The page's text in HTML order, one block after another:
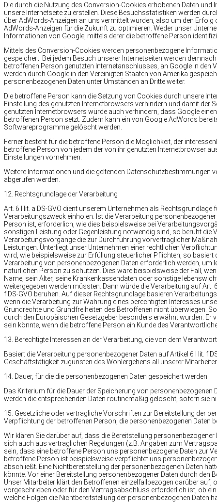
Die durch die Nutzung des Conversion-Cookies erhobenen Daten
unsere Internetseite zu erstellen. Diese Besuchsstatistiken werden
über AdWords-Anzeigen an uns vermittelt wurden, also um den
AdWords-Anzeigen für die Zukunft zu optimieren. Weder unser
Informationen von Google, mittels derer die betroffene Person
Mittels des Conversion-Cookies werden personenbezogene
gespeichert. Bei jedem Besuch unserer Internetseiten werden
betroffenen Person genutzten Internetanschlusses, an Google in den
werden durch Google in den Vereinigten Staaten von Amerika
personenbezogenen Daten unter Umständen an Dritte weiter.
Die betroffene Person kann die Setzung von Cookies durch unsere
Einstellung des genutzten Internetbrowsers verhindern und damit der
genutzten Internetbrowsers würde auch verhindern, dass Google
betroffenen Person setzt. Zudem kann ein von Google AdWords
Softwareprogramme gelöscht werden.
Ferner besteht für die betroffene Person die Möglichkeit, der
betroffene Person von jedem der von ihr genutzten Internetbrowser
Einstellungen vornehmen.
Weitere Informationen und die geltenden
abgerufen werden.
12. Rechtsgrundlage der Verarbeitung
Art. 6 I lit. a DS-GVO dient unserem Unternehmen als
Verarbeitungszweck einholen. Ist die Verarbeitung
Person ist, erforderlich, wie dies beispielsweise bei
sonstigen Leistung oder Gegenleistung notwendig sind, so beruht die
Verarbeitungsvorgänge die zur Durchführung vorvertraglicher
Leistungen. Unterliegt unser Unternehmen einer rechtlichen
wird, wie beispielsweise zur Erfüllung steuerlicher Pflichten, so basiert
Verarbeitung von personenbezogenen Daten erforderlich werden,
natürlichen Person zu schützen. Dies wäre beispielsweise der Fall,
Name, sein Alter, seine Krankenkassendaten oder sonstige
weitergegeben werden müssten. Dann würde die Verarbeitung auf Art.
f DS-GVO beruhen. Auf dieser Rechtsgrundlage basieren
wenn die Verarbeitung zur Wahrung eines berechtigten Interesses
Grundrechte und Grundfreiheiten des Betroffenen nicht überwiegen.
durch den Europäischen Gesetzgeber besonders erwähnt wurden.
sein könnte, wenn die betroffene Person ein Kunde des
13. Berechtigte Interessen an der Verarbeitung, die von dem
Basiert die Verarbeitung personenbezogener Daten auf Artikel 6 I lit. f
Geschäftstätigkeit zugunsten des Wohlergehens all unserer
14. Dauer, für die die personenbezogenen Daten gespeichert werden
Das Kriterium für die Dauer der Speicherung von
werden die entsprechenden Daten routinemäßig gelöscht, sofern sie
15. Gesetzliche oder vertragliche Vorschriften zur Bereitstellung der
Verpflichtung der betroffenen Person, die personenbezogenen Daten
Wir klären Sie darüber auf, dass die Bereitstellung
sich auch aus vertraglichen Regelungen (z.B. Angaben zum
sein, dass eine betroffene Person uns personenbezogene Daten zur
betroffene Person ist beispielsweise verpflichtet uns
abschließt. Eine Nichtbereitstellung der personenbezogenen Daten
könnte. Vor einer Bereitstellung personenbezogener Daten durch
Unser Mitarbeiter klärt den Betroffenen einzelfallbezogen darüber
vorgeschrieben oder für den Vertragsabschluss erforderlich ist, ob
welche Folgen die Nichtbereitstellung der personenbezogenen Daten